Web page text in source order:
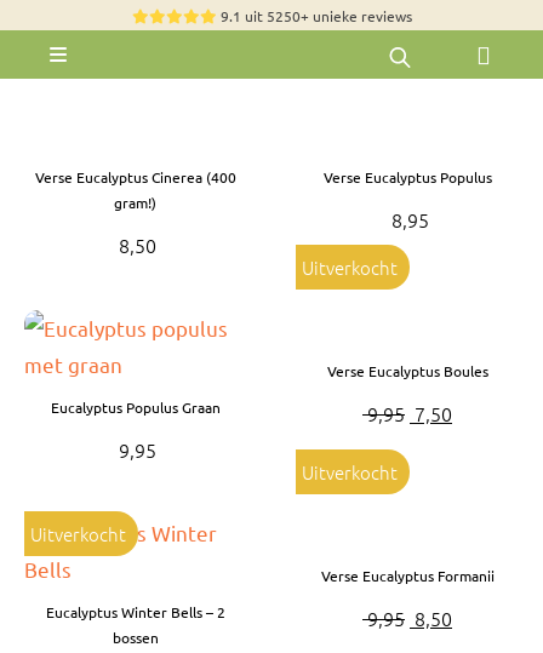
9.1 uit 5250+ unieke reviews
Toggle
Exclusieve boeketten
Bloemen per soort
Bloemenpakketten
Bruiloft Bundels
Verse Eucalyptus Cinerea (400
gram!)
8,50
Verse Eucalyptus Populus
8,95
Eucalyptus Populus Graan
9,95
Verse Eucalyptus Boules
9,95
was:
7,50
Uitverkocht
Eucalyptus Winter Bells – 2
bossen
Uitverkocht
Verse Eucalyptus Formanii
9,95 8,50
Uitverkocht